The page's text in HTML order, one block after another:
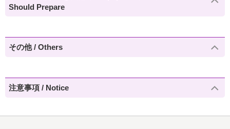
Should Prepare
その他 / Others
注意事項 / Notice